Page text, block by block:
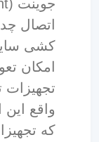
اتصال
کشی
امکان
تجهیزات
واقع
که